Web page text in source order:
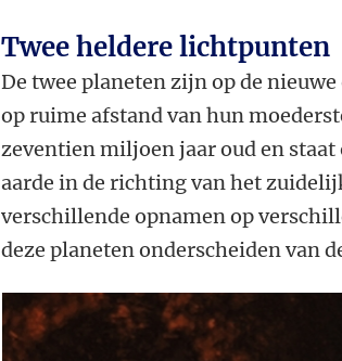
Twee heldere lichtpunten
De twee planeten zijn op de
op ruime afstand van hun
zeventien miljoen jaar oud en
aarde in de richting van het
verschillende opnamen op
deze planeten onderscheiden van